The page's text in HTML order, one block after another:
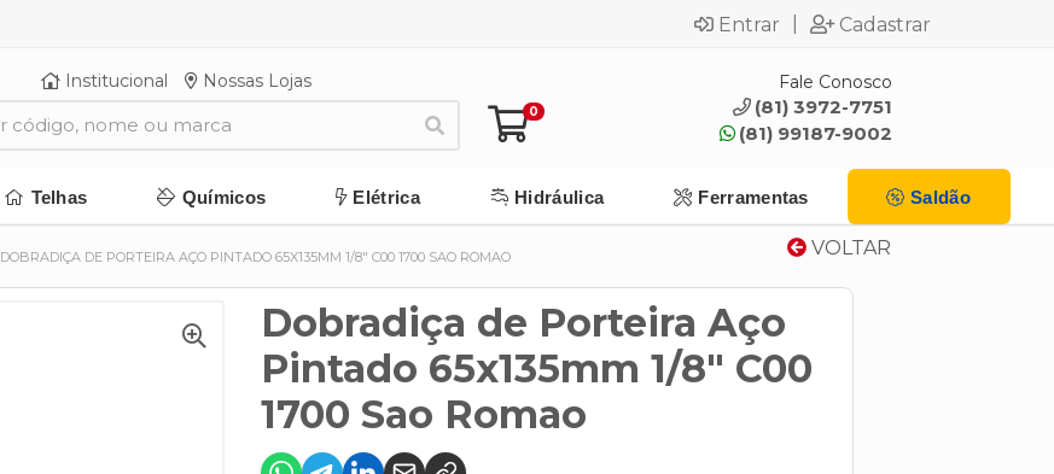
Entrar Cadastrar
Institucional Nossas Lojas
0
Fale Conosco
(81) 3972-7751
(81) 99187-9002
Telhas Químicos Elétrica Hidráulica Ferramentas Saldão
VOLTAR
DOBRADIÇA DE PORTEIRA AÇO PINTADO 65X135MM 1/8" C00 1700 SAO ROMAO
Dobradiça de Porteira Aço
Pintado 65x135mm 1/8" C00
1700 Sao Romao